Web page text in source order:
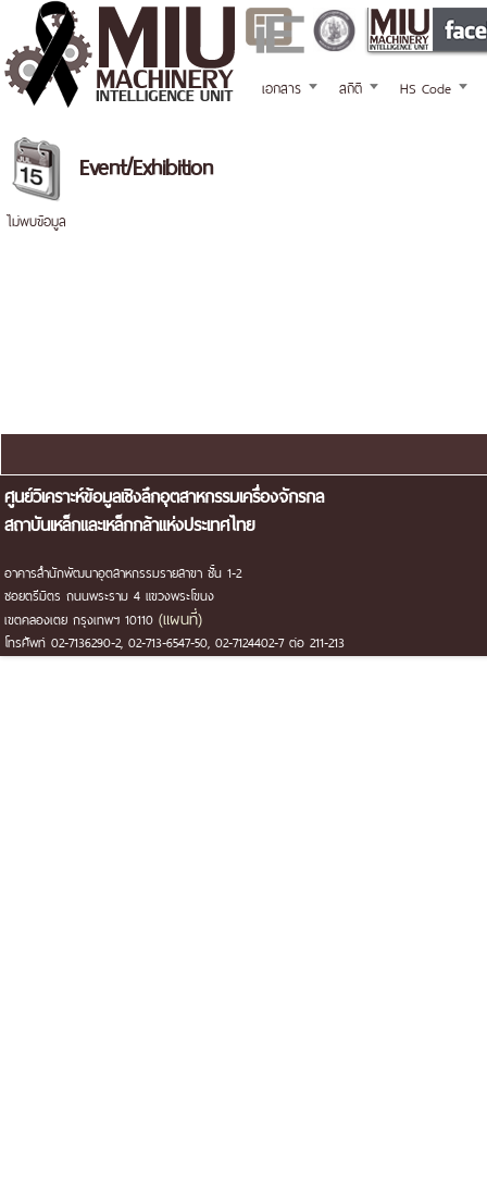
เอกสาร สถิติ HS Code
Event/Exhibition
ไม่พบข้อมูล
ศูนย์วิเคราะห์ข้อมูลเชิงลึกอุตสาหกรรมเครื่องจักรกล
สถาบันเหล็กและเหล็กกล้าแห่งประเทศไทย
อาคารสำนักพัฒนาอุตสาหกรรมรายสาขา ชั้น 1-2
ซอยตรีมิตร ถนนพระราม 4 แขวงพระโขนง
เขตคลองเตย กรุงเทพฯ 10110 (แผนที่)
โทรศัพท์ 02-7136290-2, 02-713-6547-50, 02-7124402-7 ต่อ 211-213